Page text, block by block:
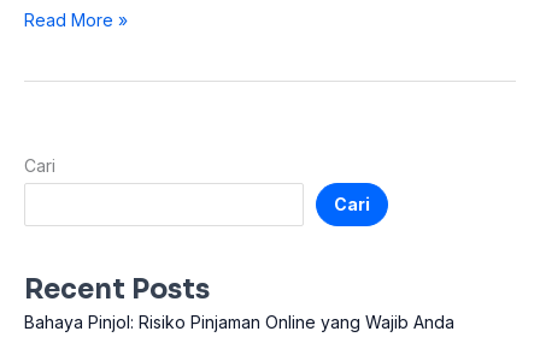
Read More »
Cari
Cari
Recent Posts
Bahaya Pinjol: Risiko Pinjaman Online yang Wajib Anda